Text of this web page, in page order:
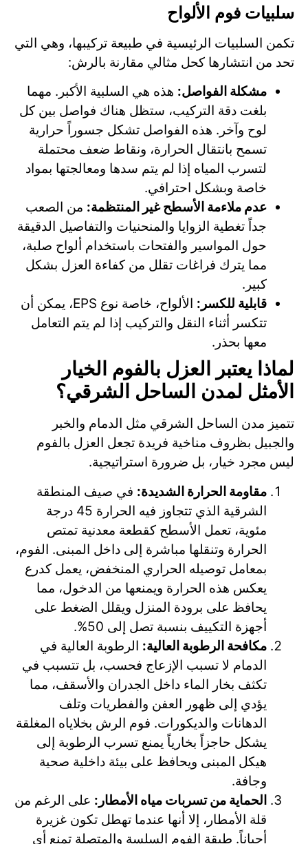
سلبيات فوم الألواح
تكمن السلبيات الرئيسية في طبيعة تركيبها، وهي التي
تحد من انتشارها كحل مثالي مقارنة بالرش:
مشكلة الفواصل: هذه هي السلبية الأكبر. مهما
بلغت دقة التركيب، ستظل هناك فواصل بين كل
لوح وآخر. هذه الفواصل تشكل جسوراً حرارية
تسمح بانتقال الحرارة، ونقاط ضعف محتملة
لتسرب المياه إذا لم يتم سدها ومعالجتها بمواد
خاصة وبشكل احترافي.
عدم ملاءمة الأسطح غير المنتظمة: من الصعب
جداً تغطية الزوايا والمنحنيات والتفاصيل الدقيقة
حول المواسير والفتحات باستخدام ألواح صلبة،
مما يترك فراغات تقلل من كفاءة العزل بشكل
كبير.
قابلية للكسر:
الألواح، خاصة نوع EPS، يمكن أن
تتكسر أثناء النقل والتركيب إذا لم يتم التعامل
معها بحذر.
لماذا يعتبر العزل بالفوم الخيار
الأمثل لمدن الساحل الشرقي؟
تتميز مدن الساحل الشرقي مثل الدمام والخبر
والجبيل بظروف مناخية فريدة تجعل العزل بالفوم
ليس مجرد خيار، بل ضرورة استراتيجية.
مقاومة الحرارة الشديدة: في صيف المنطقة
الشرقية الذي تتجاوز فيه الحرارة 45 درجة
مئوية، تعمل الأسطح كقطعة معدنية تمتص
الحرارة وتنقلها مباشرة إلى داخل المبنى. الفوم،
بمعامل توصيله الحراري المنخفض، يعمل كدرع
يعكس هذه الحرارة ويمنعها من الدخول، مما
يحافظ على برودة المنزل ويقلل الضغط على
أجهزة التكييف بنسبة تصل إلى 50%.
مكافحة الرطوبة العالية: الرطوبة العالية في
الدمام لا تسبب الإزعاج فحسب، بل تتسبب في
تكثف بخار الماء داخل الجدران والأسقف، مما
يؤدي إلى ظهور العفن والفطريات وتلف
الدهانات والديكورات. فوم الرش بخلاياه المغلقة
يشكل حاجزاً بخارياً يمنع تسرب الرطوبة إلى
هيكل المبنى ويحافظ على بيئة داخلية صحية
وجافة.
الحماية من تسربات مياه الأمطار: على الرغم من
قلة الأمطار، إلا أنها عندما تهطل تكون غزيرة
أحياناً. طبقة الفوم السلسة والمتصلة تمنع أي